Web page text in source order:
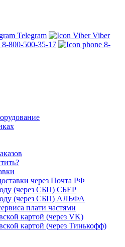
Telegram
Viber
8-800-500-35-17
8-
через Почта РФ
(через СБП) СБЕР
(через СБП) АЛЬФА
плати частями
картой (через VK)
картой (через Тинькофф)